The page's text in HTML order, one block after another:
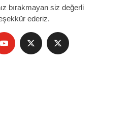
bırakmayan siz değerli
ederiz.